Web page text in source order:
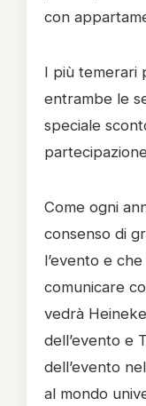
con
I più temerari
entrambe le
speciale
Come ogni
consenso di
l’evento e
comunicare
vedrà
dell’evento e
dell’evento
al mondo